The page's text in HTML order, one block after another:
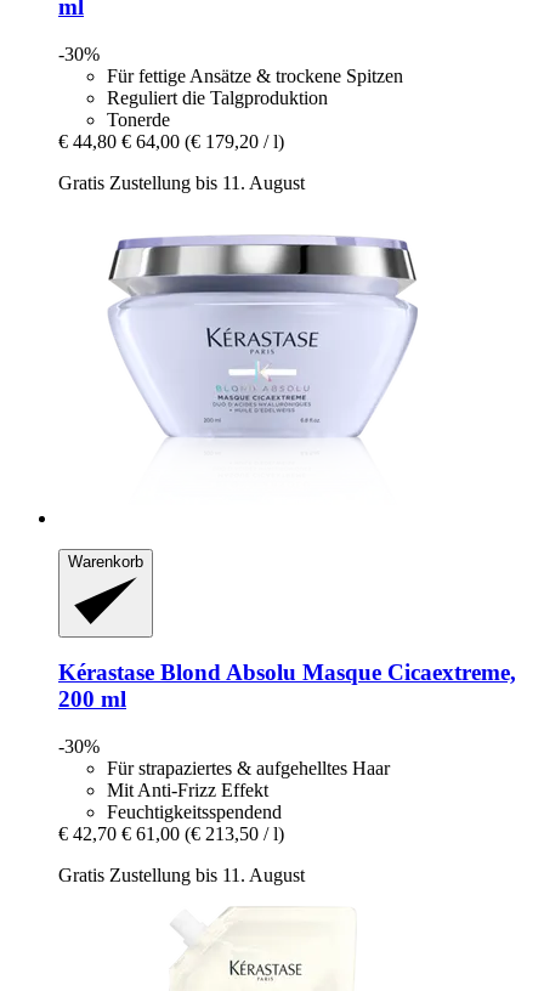
ml
-30%
Für fettige Ansätze & trockene Spitzen
Reguliert die Talgproduktion
Tonerde
€ 44,80 € 64,00 (€ 179,20 / l)
Gratis Zustellung bis 11. August
Warenkorb
Kérastase Blond Absolu Masque Cicaextreme,
200 ml
-30%
Für strapaziertes & aufgehelltes Haar
Mit Anti-Frizz Effekt
Feuchtigkeitsspendend
€ 42,70 € 61,00 (€ 213,50 / l)
Gratis Zustellung bis 11. August